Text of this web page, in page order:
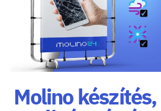
Molino készítés,